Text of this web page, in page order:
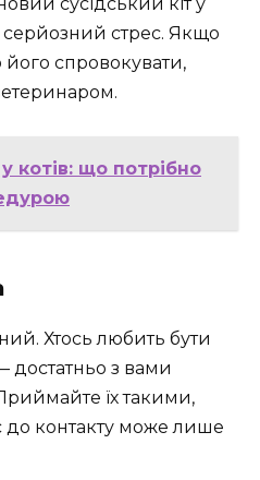
стрес. Якщо
спровокувати,
котів: що потрібно
Хтось любить бути
з вами
їх такими,
контакту може лише